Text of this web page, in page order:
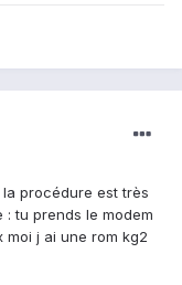
procédure est très
tu prends le modem
j ai une rom kg2